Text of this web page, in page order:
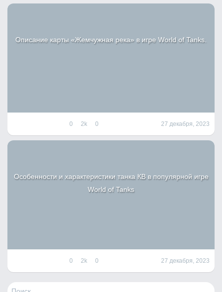
Описание карты «Жемчужная река» в игре World of Tanks.
0 2k 0 27 декабря, 2023
Особенности и характеристики танка КВ в популярной игре
World of Tanks
0 2k 0 27 декабря, 2023
Н